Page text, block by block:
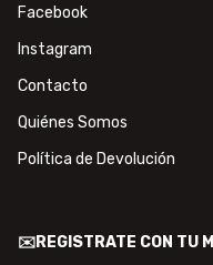
Facebook
Instagram
Contacto
Quiénes Somos
Política de Devolución
✉️REGISTRATE CON TU